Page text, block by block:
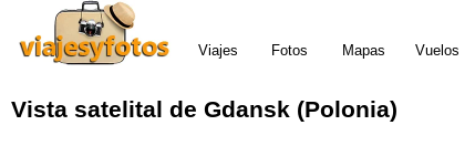
Viajes Fotos Mapas Vuelos
Vista satelital de Gdansk (Polonia)